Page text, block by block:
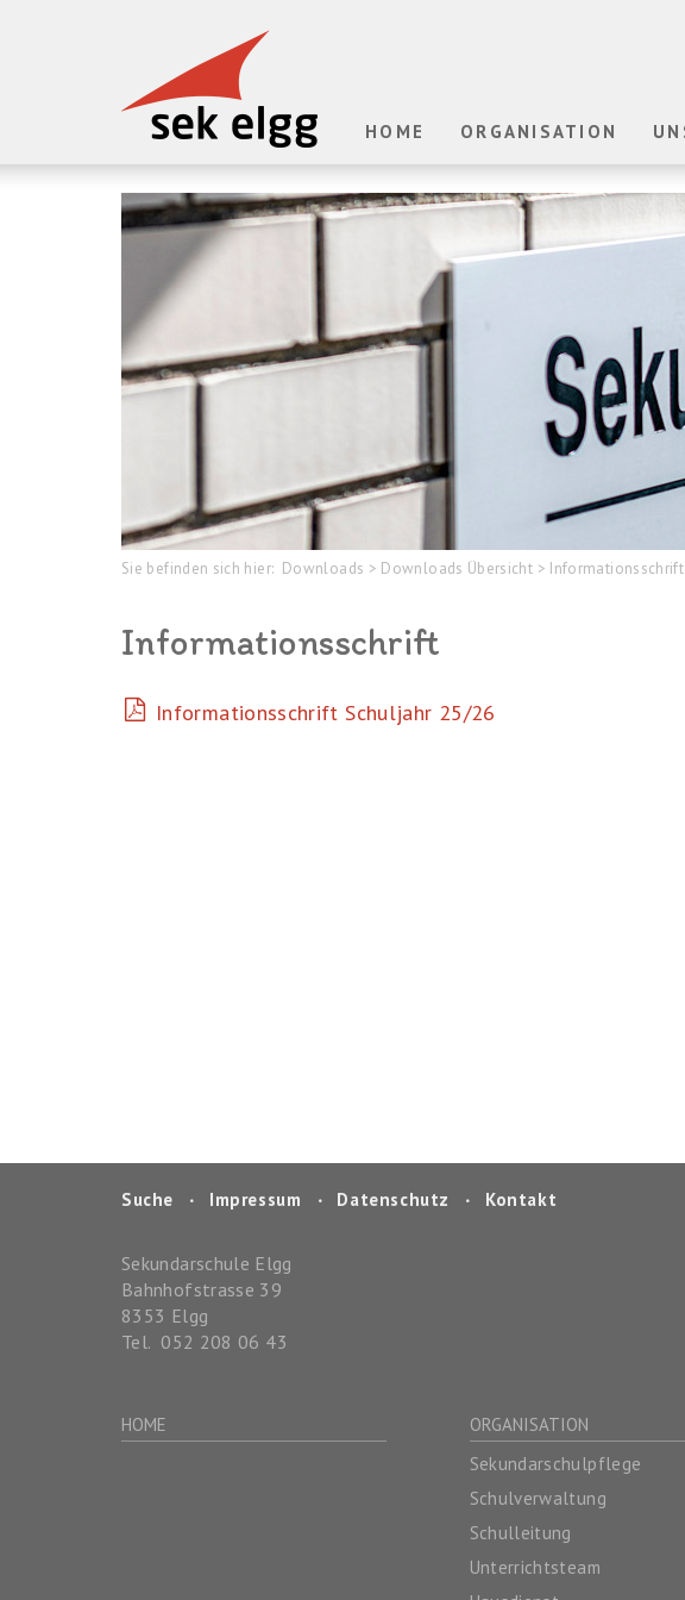
HOME ORGANISATION
Sie befinden sich hier: Downloads > Downloads Übersicht > Informationsschrift
Informationsschrift
Informationsschrift Schuljahr 25/26
Suche ‧ Impressum ‧ Datenschutz ‧ Kontakt
Sekundarschule Elgg
Bahnhofstrasse 39
8353 Elgg
Tel. 052 208 06 43
HOME
ORGANISATION
Sekundarschulpflege
Schulverwaltung
Schulleitung
Unterrichtsteam